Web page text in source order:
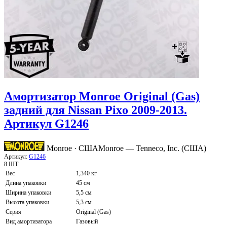
Амортизатор Monroe Original (Gas)
задний для Nissan Pixo 2009-2013.
Артикул G1246
Monroe · СШАMonroe — Tenneco, Inc. (США)
Артикул: G1246
8 ШТ
Вес
1,340 кг
Длина упаковки
45 см
Ширина упаковки
5,5 см
Высота упаковки
5,3 см
Серия
Original (Gas)
Вид амортизатора
Газовый